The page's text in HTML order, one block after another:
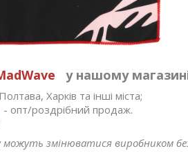
у нашому
Харків та інші міста;
- опт/роздрібний продаж.
змінюватися виробником